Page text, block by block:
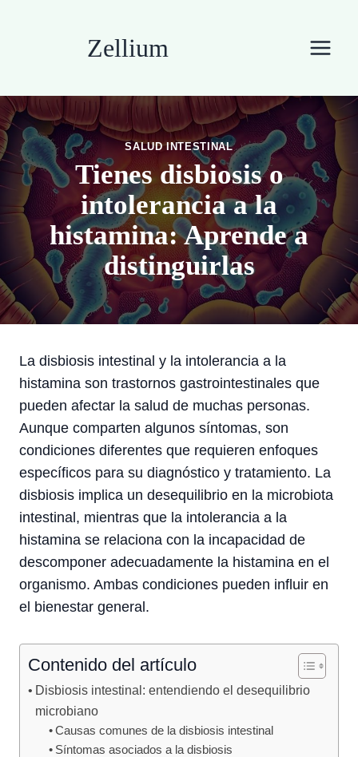
Zellium
SALUD INTESTINAL
Tienes disbiosis o
intolerancia a la
histamina: Aprende a
distinguirlas
La disbiosis intestinal y la intolerancia a la
histamina son trastornos gastrointestinales que
pueden afectar la salud de muchas personas.
Aunque comparten algunos síntomas, son
condiciones diferentes que requieren enfoques
específicos para su diagnóstico y tratamiento. La
disbiosis implica un desequilibrio en la microbiota
intestinal, mientras que la intolerancia a la
histamina se relaciona con la incapacidad de
descomponer adecuadamente la histamina en el
organismo. Ambas condiciones pueden influir en
el bienestar general.
Contenido del artículo
Disbiosis intestinal: entendiendo el desequilibrio
microbiano
Causas comunes de la disbiosis intestinal
Síntomas asociados a la disbiosis